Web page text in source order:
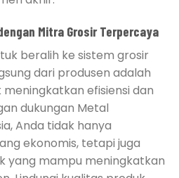
Mitra Grosir Terpercaya
beralih ke sistem grosir
dari produsen adalah
efisiensi dan
dukungan Metal
Anda tidak hanya
ekonomis, tetapi juga
yang mampu meningkatkan